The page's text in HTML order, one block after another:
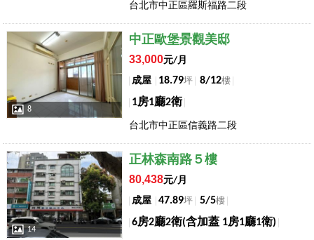
台北市中正區羅斯福路二段
店長推薦
8
中正歐堡景觀美邸
33,000元/月
成屋
18.79坪 8/12樓
1房1廳2衛
台北市中正區信義路二段
店長推薦
14
正林森南路５樓
80,438元/月
成屋
47.89坪 5/5樓
6房2廳2衛(含加蓋 1房1廳1衛)